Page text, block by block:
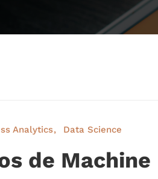
Analytics Data Science
de Machine